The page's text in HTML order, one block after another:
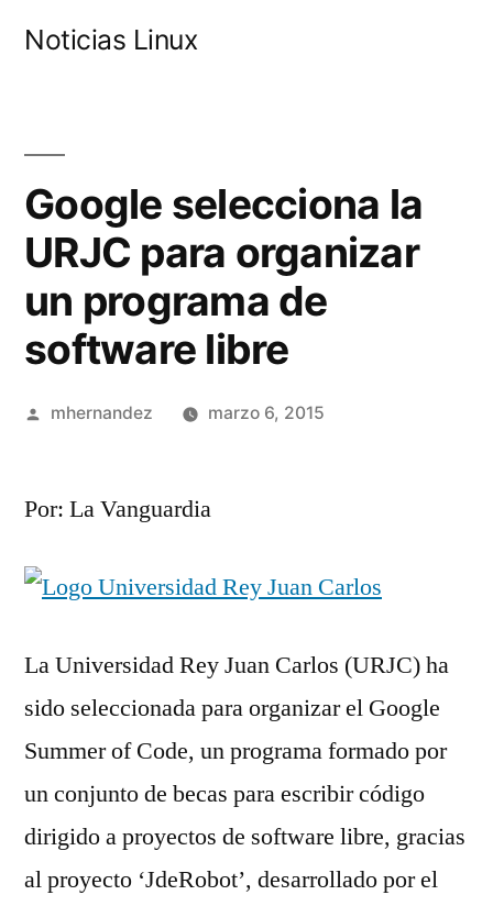
Noticias Linux
Google selecciona la
URJC para organizar
un programa de
software libre
Publicado
mhernandez marzo 6, 2015
Por: La Vanguardia
La Universidad Rey Juan Carlos (URJC) ha
sido seleccionada para organizar el Google
Summer of Code, un programa formado por
un conjunto de becas para escribir código
dirigido a proyectos de software libre, gracias
al proyecto ‘JdeRobot’, desarrollado por el